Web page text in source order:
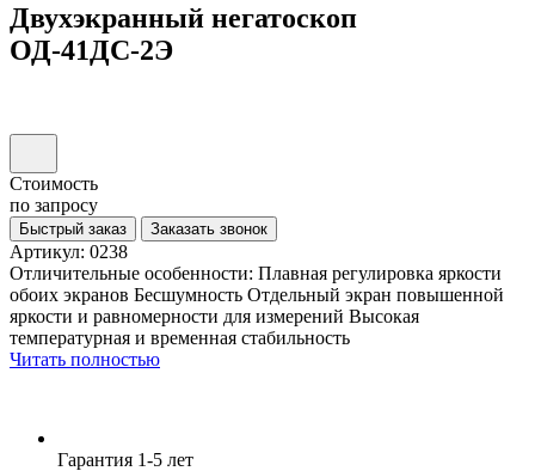
Двухэкранный негатоскоп
ОД-41ДС-2Э
Стоимость
по запросу
Быстрый заказ Заказать звонок
Артикул: 0238
Отличительные особенности: Плавная регулировка яркости
обоих экранов Бесшумность Отдельный экран повышенной
яркости и равномерности для измерений Высокая
температурная и временная стабильность
Читать полностью
Гарантия 1-5 лет